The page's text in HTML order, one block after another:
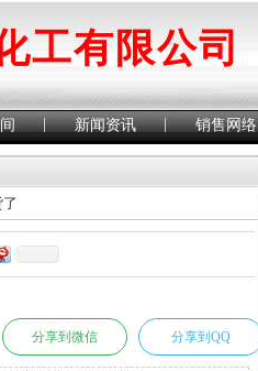
工有限公司
| 新闻资讯 | 销售网络
分享到微信 分享到QQ